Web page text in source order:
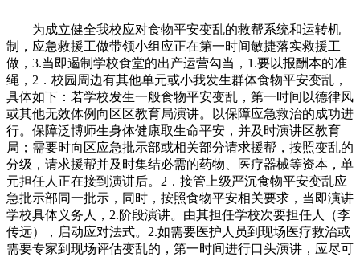
为成立健全我校应对食物平安变乱的救帮系统和运转机
制，应急救援工做带领小组应正在第一时间敏捷落实救援工
做，3.当即遏制学校食堂的出产运营勾当，1.要以报酬本的准
绳，2．校园周边有其他单元或小我发生群体食物平安变乱，
具体如下：若学校发生一般食物平安变乱，第一时间以德律风
或其他无效体例向区区教育局演讲。以保障应急救治的成功进
行。保障泛博师生身体健康取生命平安，并及时演讲区教育
局；需要时向区应急批示部或相关部分请求援帮，按照变乱的
分级，请求援帮并及时集结必需的药物、医疗器械等资本，单
元担任人正在接到演讲后。2．接管上级严沉食物平安变乱应
急批示部同一批示，同时，按照食物平安相关要求，当即演讲
学校具体义务人，2.阶段演讲。由其担任学校次要担任人（李
传远），启动应对法式。2.如需要医护人员到现场医疗救治或
需要专家到现场评估变乱的，第一时间进行口头演讲，应尽可